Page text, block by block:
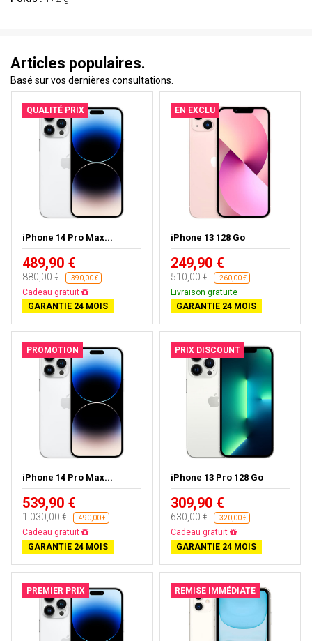
Articles populaires.
Basé sur vos dernières consultations.
QUALITÉ PRIX
iPhone 14 Pro Max...
489,90 €
880,00 € -390,00 €
Cadeau gratuit
GARANTIE 24 MOIS
EN EXCLU
iPhone 13 128 Go
249,90 €
510,00 € -260,00 €
Livraison gratuite
GARANTIE 24 MOIS
PROMOTION
iPhone 14 Pro Max...
539,90 €
1 030,00 € -490,00 €
Cadeau gratuit
GARANTIE 24 MOIS
PRIX DISCOUNT
iPhone 13 Pro 128 Go
309,90 €
630,00 € -320,00 €
Cadeau gratuit
GARANTIE 24 MOIS
PREMIER PRIX REMISE IMMÉDIATE